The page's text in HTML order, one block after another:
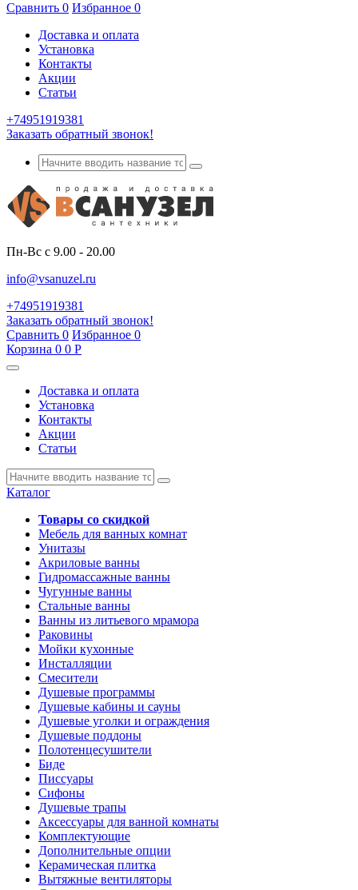
Сравнить 0 Избранное 0
Доставка и оплата
Установка
Контакты
Акции
Статьи
+74951919381
Заказать обратный звонок!
Пн-Вс с 9.00 - 20.00
info@vsanuzel.ru
+74951919381
Заказать обратный звонок!
Сравнить 0 Избранное 0
Корзина 0 0 Р
Доставка и оплата
Установка
Контакты
Акции
Статьи
Каталог
Товары со скидкой
Мебель для ванных комнат
Унитазы
Акриловые ванны
Гидромассажные ванны
Чугунные ванны
Стальные ванны
Ванны из литьевого мрамора
Раковины
Мойки кухонные
Инсталляции
Смесители
Душевые программы
Душевые кабины и сауны
Душевые уголки и ограждения
Душевые поддоны
Полотенцесушители
Биде
Писсуары
Сифоны
Душевые трапы
Аксессуары для ванной комнаты
Комплектующие
Дополнительные опции
Керамическая плитка
Вытяжные вентиляторы